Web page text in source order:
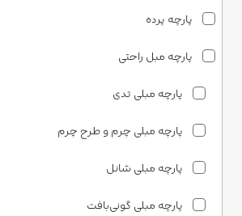
پارچه پرده
پارچه مبل راحتی
پارچه مبلی تدی
پارچه مبلی چرم و طرح چرم
پارچه مبلی شانل
پارچه مبلی گونی‌بافت